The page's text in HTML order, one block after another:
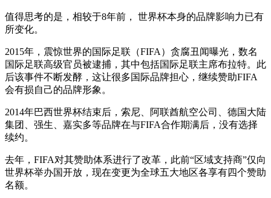
值得思考的是，相较于8年前， 世界杯本身的品牌影响力已有
所变化。
2015年，震惊世界的国际足联（FIFA）贪腐丑闻曝光，数名
国际足联高级官员被逮捕，其中包括国际足联主席布拉特。此
后该事件不断发酵，这让很多国际品牌担心，继续赞助FIFA
会有损自己的品牌形象。
2014年巴西世界杯结束后，索尼、阿联酋航空公司、德国大陆
集团、强生、嘉实多等品牌在与FIFA合作期满后，没有选择
续约。
去年，FIFA对其赞助体系进行了改革，此前“区域支持商”仅向
世界杯举办国开放，现在变更为全球五大地区各享有四个赞助
名额。